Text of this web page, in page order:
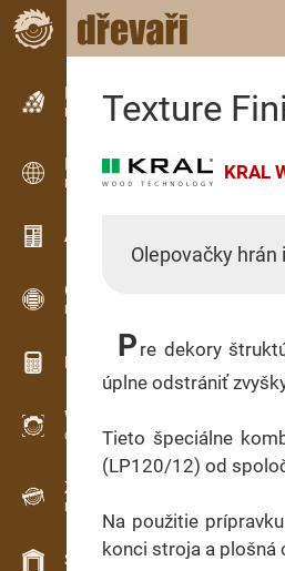
Inzerce
Řádková inzerce
Inzerce
Mezinárodní inzerce
Aktuality / Články
OPTI-TIMB
Pořezová schémata
Dřevařské kalkulačky
WoodProfi
Objem dřeva s AI
Záznamník
Evidence dřeva v terénu
Skladové hospodářství
Texture
KRAL
Olepovačky
P re dekory
úplne odstrániť
Tieto špeciálne
(LP120/12) od
Na použitie prípravku
konci stroja a plošná